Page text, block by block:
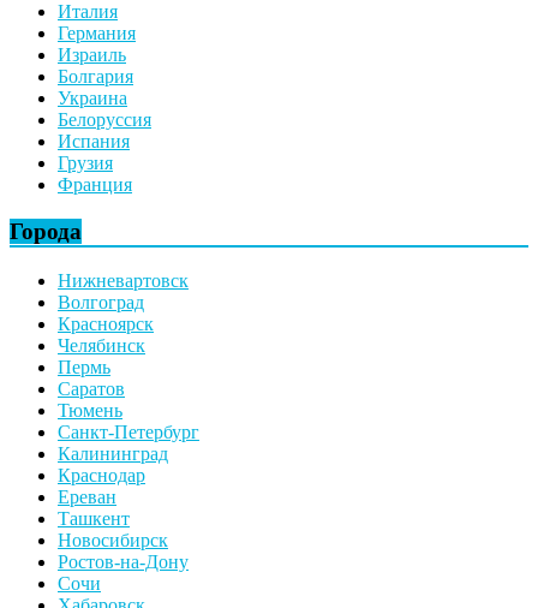
Италия
Германия
Израиль
Болгария
Украина
Белоруссия
Испания
Грузия
Франция
Города
Нижневартовск
Волгоград
Красноярск
Челябинск
Пермь
Саратов
Тюмень
Санкт-Петербург
Калининград
Краснодар
Ереван
Ташкент
Новосибирск
Ростов-на-Дону
Сочи